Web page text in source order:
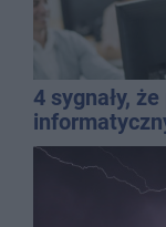
4 sygnały,